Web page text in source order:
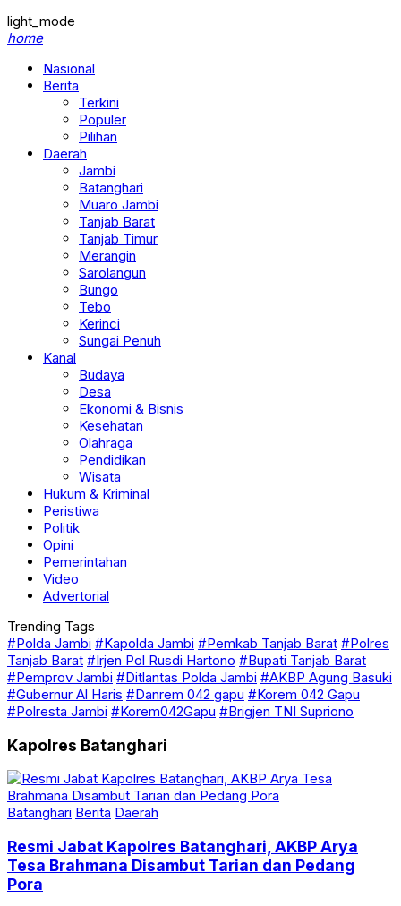
light_mode
home
Nasional
Berita
Terkini
Populer
Pilihan
Daerah
Jambi
Batanghari
Muaro Jambi
Tanjab Barat
Tanjab Timur
Merangin
Sarolangun
Bungo
Tebo
Kerinci
Sungai Penuh
Kanal
Budaya
Desa
Ekonomi & Bisnis
Kesehatan
Olahraga
Pendidikan
Wisata
Hukum & Kriminal
Peristiwa
Politik
Opini
Pemerintahan
Video
Advertorial
Trending Tags
#Polda Jambi #Kapolda Jambi #Pemkab Tanjab Barat #Polres
Tanjab Barat #Irjen Pol Rusdi Hartono #Bupati Tanjab Barat
#Pemprov Jambi #Ditlantas Polda Jambi #AKBP Agung Basuki
#Gubernur Al Haris #Danrem 042 gapu #Korem 042 Gapu
#Polresta Jambi #Korem042Gapu #Brigjen TNI Supriono
Kapolres Batanghari
Batanghari Berita Daerah
Resmi Jabat Kapolres Batanghari, AKBP Arya
Tesa Brahmana Disambut Tarian dan Pedang
Pora